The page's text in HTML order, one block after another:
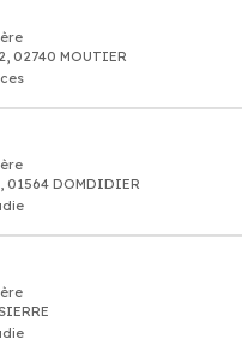
02740 MOUTIER
DOMDIDIER